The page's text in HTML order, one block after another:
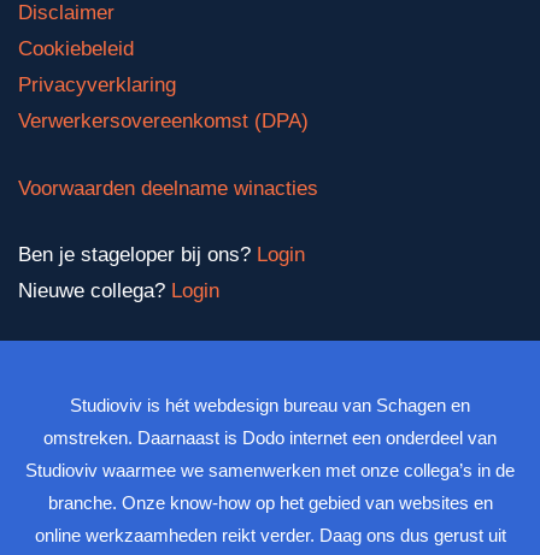
Disclaimer
Cookiebeleid
Privacyverklaring
Verwerkersovereenkomst (DPA)
Voorwaarden deelname winacties
Ben je stageloper bij ons? Login
Nieuwe collega? Login
Studioviv is hét webdesign bureau van Schagen en
omstreken. Daarnaast is Dodo internet een onderdeel van
Studioviv waarmee we samenwerken met onze collega’s in de
branche. Onze know-how op het gebied van websites en
online werkzaamheden reikt verder. Daag ons dus gerust uit